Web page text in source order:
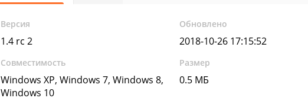
Версия
1.4 rc 2
Обновлено
2018-10-26 17:15:52
Совместимость
Windows XP, Windows 7, Windows 8,
Windows 10
Размер
0.5 МБ